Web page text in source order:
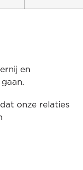
en
onze relaties